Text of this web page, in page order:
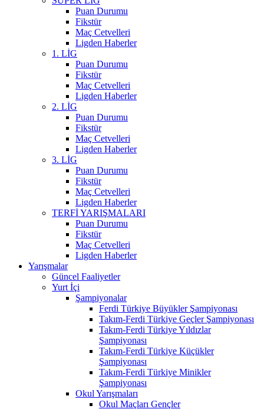
Puan Durumu
Fikstür
Maç Cetvelleri
Ligden Haberler
1. LİG
Puan Durumu
Fikstür
Maç Cetvelleri
Ligden Haberler
2. LİG
Puan Durumu
Fikstür
Maç Cetvelleri
Ligden Haberler
3. LİG
Puan Durumu
Fikstür
Maç Cetvelleri
Ligden Haberler
TERFİ YARIŞMALARI
Puan Durumu
Fikstür
Maç Cetvelleri
Ligden Haberler
Yarışmalar
Güncel Faaliyetler
Yurt İçi
Şampiyonalar
Ferdi Türkiye Büyükler Şampiyonası
Takım-Ferdi Türkiye Geçler Şampiyonası
Takım-Ferdi Türkiye Yıldızlar
Şampiyonası
Takım-Ferdi Türkiye Küçükler
Şampiyonası
Takım-Ferdi Türkiye Minikler
Şampiyonası
Okul Yarışmaları
Okul Maçları Gençler